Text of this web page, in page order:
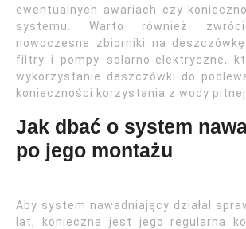
ewentualnych awariach czy
systemu. Warto również
nowoczesne zbiorniki na
filtry i pompy solarno-elektryczne,
wykorzystanie deszczówki do
konieczności korzystania z wody pitnej.
Jak dbać o system
po jego montażu
Aby system nawadniający działał
lat, konieczna jest jego regularna